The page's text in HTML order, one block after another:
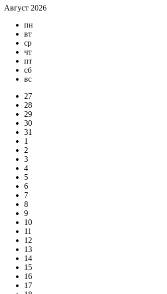
Август 2026
пн
вт
ср
чт
пт
сб
вс
27
28
29
30
31
1
2
3
4
5
6
7
8
9
10
11
12
13
14
15
16
17